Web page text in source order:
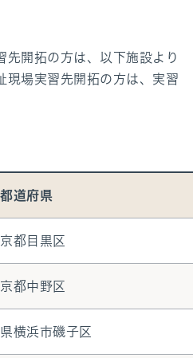
先開拓の方は、以下施設より
現場実習先開拓の方は、実習
都道府県
都目黒区
都中野区
横浜市磯子区